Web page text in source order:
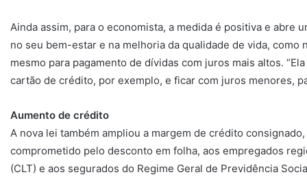
Ainda assim, para o economista, a medida é positiva e abre
no seu bem-estar e na melhoria da qualidade de vida,
mesmo para pagamento de dívidas com juros mais altos.
cartão de crédito, por exemplo, e ficar com juros menores,
Aumento de crédito
A nova lei também ampliou a margem de crédito
comprometido pelo desconto em folha, aos empregados
(CLT) e aos segurados do Regime Geral de Previdência